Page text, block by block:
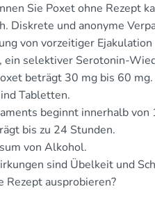
Sie Poxet ohne Rezept
Diskrete und anonyme
von vorzeitiger
selektiver Serotonin-
beträgt 30 mg bis 60 mg.
Tabletten.
beginnt innerhalb von
bis zu 24 Stunden.
von Alkohol.
sind Übelkeit und
Rezept ausprobieren?